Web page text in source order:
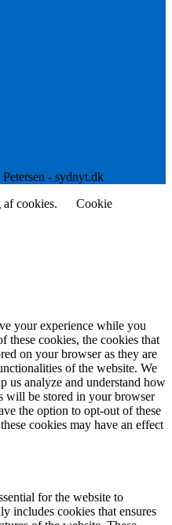
- sydnyt.dk
cookies.
Cookie
your experience while you
these cookies, the cookies that
on your browser as they are
of the website. We
us analyze and understand how
will be stored in your browser
the option to opt-out of these
cookies may have an effect
for the website to
includes cookies that ensures